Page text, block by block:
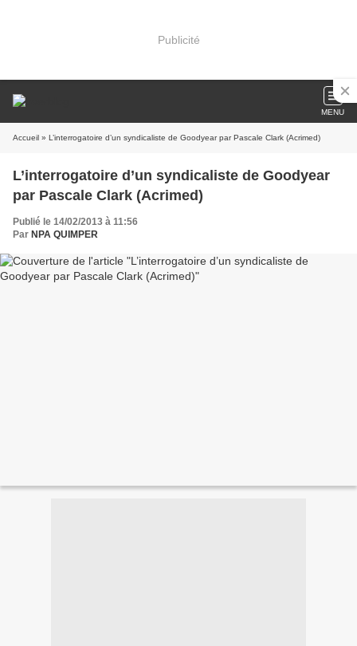
Publicité
MENU
Accueil » L’interrogatoire d’un syndicaliste de Goodyear par Pascale Clark (Acrimed)
L’interrogatoire d’un syndicaliste de Goodyear
par Pascale Clark (Acrimed)
Publié le 14/02/2013 à 11:56
Par NPA QUIMPER